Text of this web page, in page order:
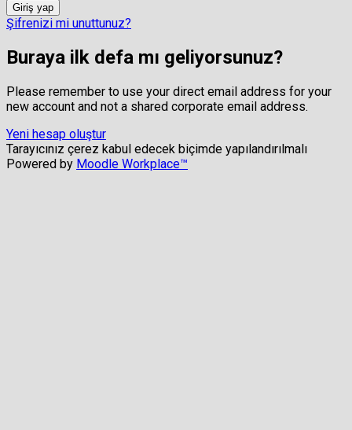
Giriş yap
Şifrenizi mi unuttunuz?
Buraya ilk defa mı geliyorsunuz?
Please remember to use your direct email address for your
new account and not a shared corporate email address.
Yeni hesap oluştur
Tarayıcınız çerez kabul edecek biçimde yapılandırılmalı
Powered by Moodle Workplace™